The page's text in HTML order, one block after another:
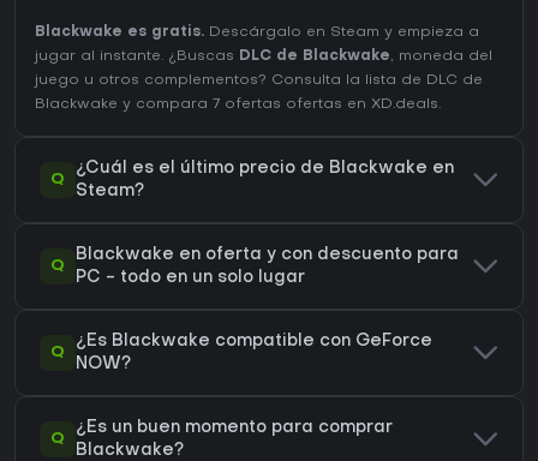
Blackwake es gratis. Descárgalo en Steam y empieza a
jugar al instante. ¿Buscas DLC de Blackwake, moneda del
juego u otros complementos? Consulta la lista de DLC de
Blackwake y compara 7 ofertas ofertas en XD.deals.
Q
¿Cuál es el último precio de Blackwake en
Steam?
Q
Blackwake en oferta y con descuento para
PC - todo en un solo lugar
Q
¿Es Blackwake compatible con GeForce
NOW?
Q
¿Es un buen momento para comprar
Blackwake?